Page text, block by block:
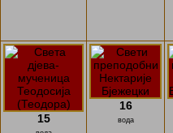
15
16
вода